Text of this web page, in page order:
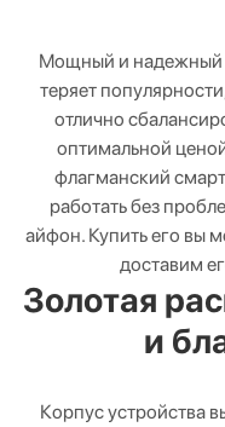
Мощный и надежный
теряет
отлично
оптимальной
флагманский
работать без
айфон. Купить его вы
доставим
Золотая
и
Корпус устройства